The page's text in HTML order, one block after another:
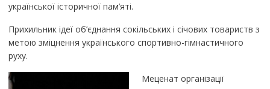
української історичної пам’яті.
Прихильник ідеї об’єднання сокільських і січових товариств з
метою зміцнення українського спортивно-гімнастичного
руху.
Меценат організації